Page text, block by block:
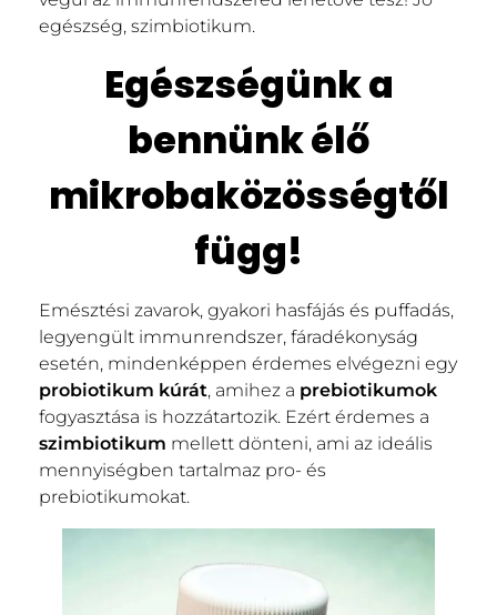
egészség, szimbiotikum.
Egészségünk a
bennünk élő
mikrobaközösségtől
függ!
Emésztési zavarok, gyakori hasfájás és puffadás,
legyengült immunrendszer, fáradékonyság
esetén, mindenképpen érdemes elvégezni egy
probiotikum kúrát, amihez a prebiotikumok
fogyasztása is hozzátartozik. Ezért érdemes a
szimbiotikum mellett dönteni, ami az ideális
mennyiségben tartalmaz pro- és
prebiotikumokat.